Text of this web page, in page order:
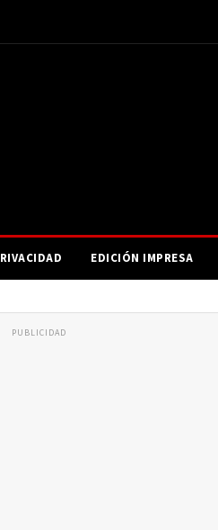
EDICIÓN IMPRESA
PUBLICIDAD